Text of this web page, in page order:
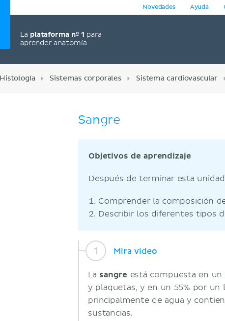
La plataforma nº 1 para
aprender anatomía
Novedades Ayuda
Histología Sistemas corporales Sistema cardiovascular
Sangre
Objetivos de aprendizaje
Después de terminar esta
Comprender la composición
Describir los diferentes tipos
Mira video
La sangre está compuesta en un
y plaquetas, y en un 55% por
principalmente de agua y
sustancias.